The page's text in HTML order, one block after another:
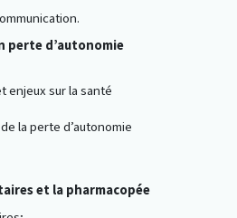
perte d’autonomie
enjeux sur la santé
la perte d’autonomie
et la pharmacopée